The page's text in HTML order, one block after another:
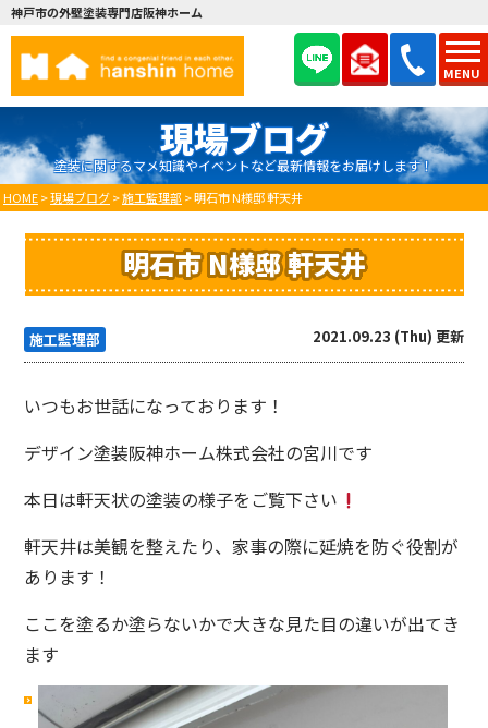
MENU
神戸市の外壁塗装専門店阪神ホーム
現場ブログ
塗装に関するマメ知識やイベントなど最新情報をお届けします！
HOME>現場ブログ>施工監理部 >明石市 N様邸 軒天井
明石市 N様邸 軒天井
施工監理部 2021.09.23 (Thu) 更新
いつもお世話になっております！
デザイン塗装阪神ホーム株式会社の宮川です
本日は軒天状の塗装の様子をご覧下さい
軒天井は美観を整えたり、家事の際に延焼を防ぐ役割が
あります！
ここを塗るか塗らないかで大きな見た目の違いが出てき
ます